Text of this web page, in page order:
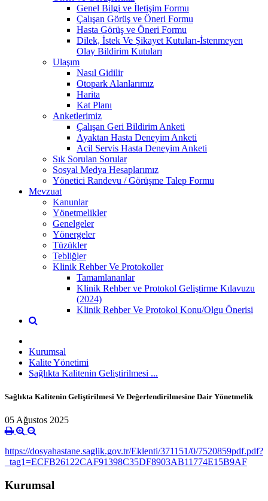
Genel Bilgi ve İletişim Formu
Çalışan Görüş ve Öneri Formu
Hasta Görüş ve Öneri Formu
Dilek, İstek Ve Şikayet Kutuları-İstenmeyen
Olay Bildirim Kutuları
Ulaşım
Nasıl Gidilir
Otopark Alanlarımız
Harita
Kat Planı
Anketlerimiz
Çalışan Geri Bildirim Anketi
Ayaktan Hasta Deneyim Anketi
Acil Servis Hasta Deneyim Anketi
Sık Sorulan Sorular
Sosyal Medya Hesaplarımız
Yönetici Randevu / Görüşme Talep Formu
Mevzuat
Kanunlar
Yönetmelikler
Genelgeler
Yönergeler
Tüzükler
Tebliğler
Klinik Rehber Ve Protokoller
Tamamlananlar
Klinik Rehber ve Protokol Geliştirme Kılavuzu
(2024)
Klinik Rehber Ve Protokol Konu/Olgu Önerisi
Kurumsal
Kalite Yönetimi
Sağlıkta Kalitenin Geliştirilmesi ...
Sağlıkta Kalitenin Geliştirilmesi Ve Değerlendirilmesine Dair Yönetmelik
05 Ağustos 2025
https://dosyahastane.saglik.gov.tr/Eklenti/371151/0/7520859pdf.pdf?
_tag1=ECFB26122CAF91398C35DF8903AB11774E15B9AF
Kurumsal